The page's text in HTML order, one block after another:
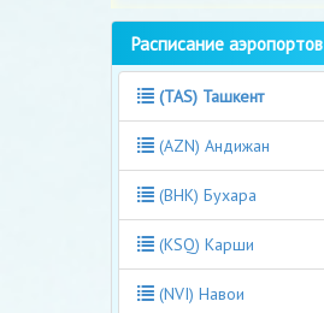
Расписание аэропортов
(TAS) Ташкент
(AZN) Андижан
(BHK) Бухара
(KSQ) Карши
(NVI) Навои